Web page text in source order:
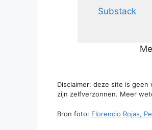
Substack
Disclaimer: deze site is
zijn zelfverzonnen. Meer
Bron foto: Florencio Rojas,